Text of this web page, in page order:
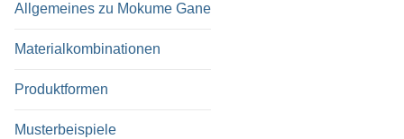
Allgemeines zu Mokume Gane
Materialkombinationen
Produktformen
Musterbeispiele